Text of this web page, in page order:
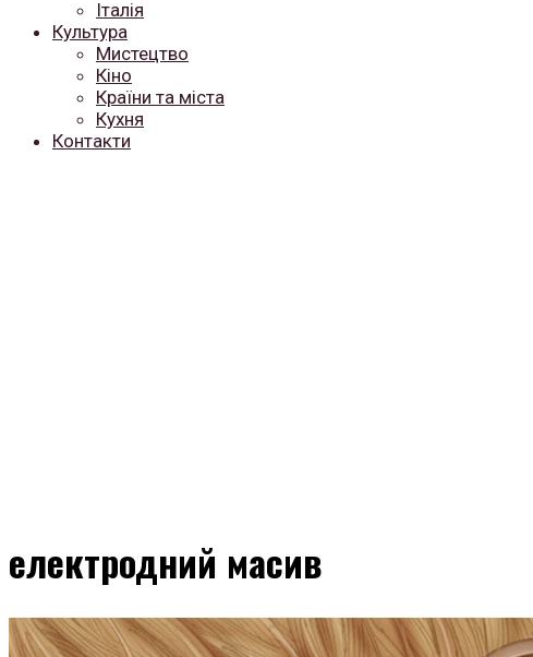
Італія
Культура
Мистецтво
Кіно
Країни та міста
Кухня
Контакти
електродний масив